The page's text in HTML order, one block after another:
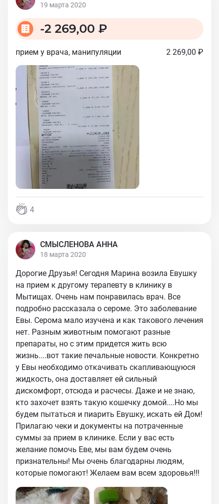
19 марта 2020
-2 269,00 ₽
прием у врача, манипуляции 2 269,00 ₽
4
СМЫСЛЕНОВА АННА
18 марта 2020
Дорогие Друзья! Сегодня Марина возила Евушку
на прием к другому терапевту в клинику в
Мытищах. Очень нам понравилась врач. Все
подробно рассказала о сероме. Это заболевание
Евы. Серома мало изучена и как такового лечения
нет. Разным животным помогают разные
препараты, но с этим придется жить всю
жизнь....вот такие печальные новости. Конкретно
у Евы необходимо откачивать скапливающуюся
жидкость, она доставляет ей сильный
дискомфорт, отсюда и расчесы. Даже и не знаю,
кто захочет взять такую кошечку домой....Но мы
будем пытаться и пиарить Евушку, искать ей Дом!
Прилагаю чеки и документы на потраченные
суммы за прием в клинике. Если у вас есть
желание помочь Еве, мы вам будем очень
признательны! Мы очень благодарны людям,
которые помогают! Желаем вам всем здоровья!!!